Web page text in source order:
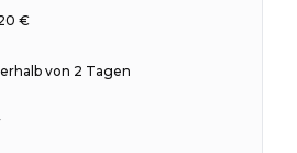
€
von 2 Tagen